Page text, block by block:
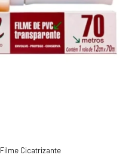
Filme Cicatrizante